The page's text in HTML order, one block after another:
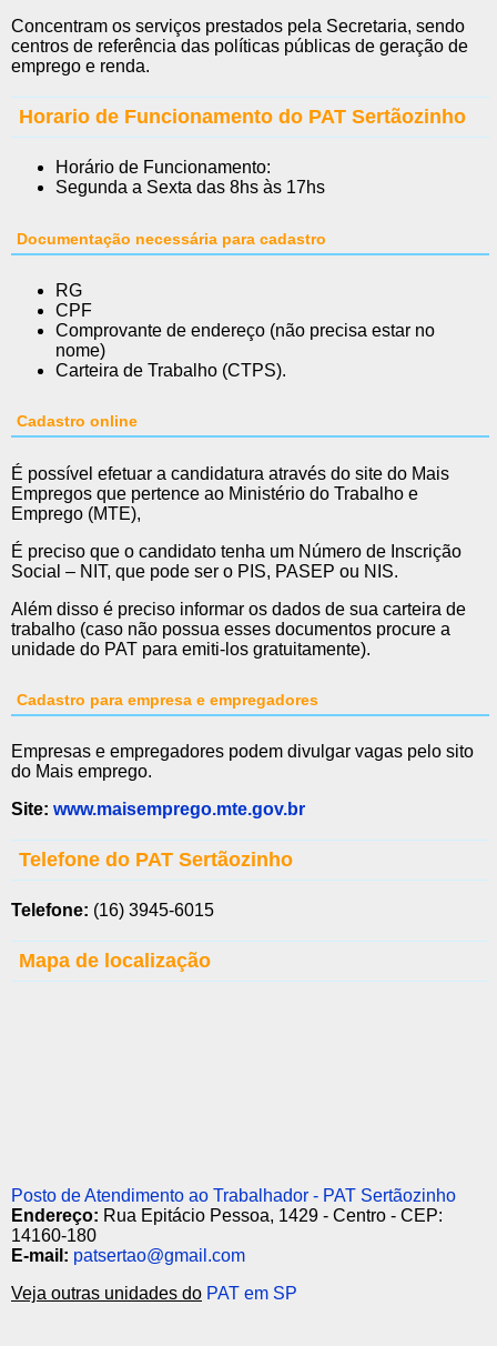
Concentram os serviços prestados pela Secretaria, sendo
centros de referência das políticas públicas de geração de
emprego e renda.
Horario de Funcionamento do PAT Sertãozinho
Horário de Funcionamento:
Segunda a Sexta das 8hs às 17hs
Documentação necessária para cadastro
RG
CPF
Comprovante de endereço (não precisa estar no
nome)
Carteira de Trabalho (CTPS).
Cadastro online
É possível efetuar a candidatura através do site do Mais
Empregos que pertence ao Ministério do Trabalho e
Emprego (MTE),
É preciso que o candidato tenha um Número de Inscrição
Social – NIT, que pode ser o PIS, PASEP ou NIS.
Além disso é preciso informar os dados de sua carteira de
trabalho (caso não possua esses documentos procure a
unidade do PAT para emiti-los gratuitamente).
Cadastro para empresa e empregadores
Empresas e empregadores podem divulgar vagas pelo sito
do Mais emprego.
Site: www.maisemprego.mte.gov.br
Telefone do PAT Sertãozinho
Telefone: (16) 3945-6015
Mapa de localização
Posto de Atendimento ao Trabalhador - PAT Sertãozinho
Endereço: Rua Epitácio Pessoa, 1429 - Centro - CEP:
14160-180
E-mail: patsertao@gmail.com
Veja outras unidades do PAT em SP